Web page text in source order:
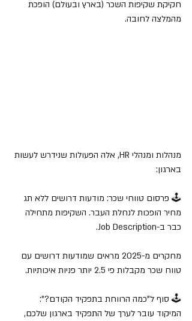
חקיקת שקיפות השכר (בארץ ובעולם) הופכת
מהמלצה לחובה.
מנהלות ומנהלי HR, אלה הפעולות שנידרש לעשות
בארגון:
🕹️ פרסום טווחי שכר: מודעות דרושים ללא תג
מחיר הופכות לנחלת העבר. השקיפות מתחילה
כבר ב-Job Description.
מחקרים מ-2025 מראים שמודעות דרושים עם
טווח שכר מקבלות פי 2.5 יותר פניות איכותיות.
🕹️ סוף ל"כמה הרווחת בתפקיד הקודם?":
המיקוד עובר לערך של התפקיד בארגון שלכם,